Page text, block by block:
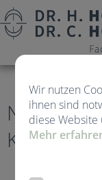
Wir nutzen
ihnen sind
diese Website
Mehr
News
Kirchheim